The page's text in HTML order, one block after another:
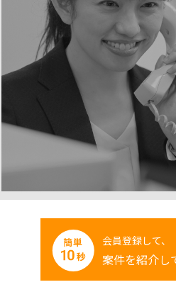
会員登録して、
案件を紹介し